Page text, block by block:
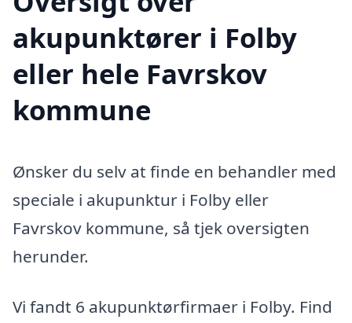
akupunktører i Folby
eller hele Favrskov
kommune
Ønsker du selv at finde en behandler med
speciale i akupunktur i Folby eller
Favrskov kommune, så tjek oversigten
herunder.
Vi fandt 6 akupunktørfirmaer i Folby. Find